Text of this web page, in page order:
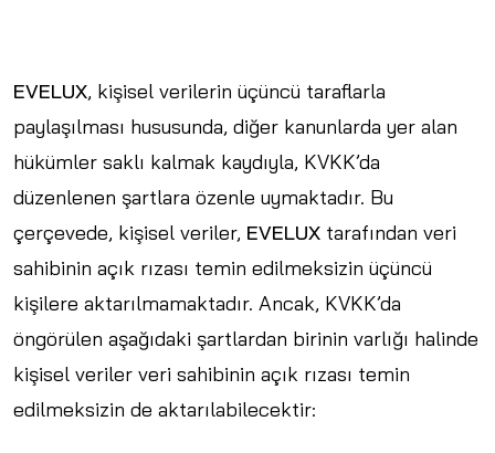
EVELUX, kişisel verilerin üçüncü taraflarla
paylaşılması hususunda, diğer kanunlarda yer alan
hükümler saklı kalmak kaydıyla, KVKK’da
düzenlenen şartlara özenle uymaktadır. Bu
çerçevede, kişisel veriler, EVELUX tarafından veri
sahibinin açık rızası temin edilmeksizin üçüncü
kişilere aktarılmamaktadır. Ancak, KVKK’da
öngörülen aşağıdaki şartlardan birinin varlığı halinde
kişisel veriler veri sahibinin açık rızası temin
edilmeksizin de aktarılabilecektir: